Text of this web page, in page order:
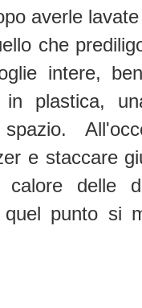
averle
che
intere,
in plastica,
e staccare
delle
quel punto si